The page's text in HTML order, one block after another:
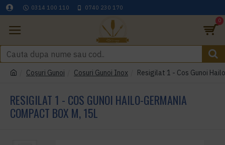
0314 100 110 0740 230 170
0
Coşuri Gunoi Cosuri Gunoi Inox Resigilat 1 - Cos Gunoi
RESIGILAT 1 - COS GUNOI HAILO-GERMANIA
COMPACT BOX M, 15L